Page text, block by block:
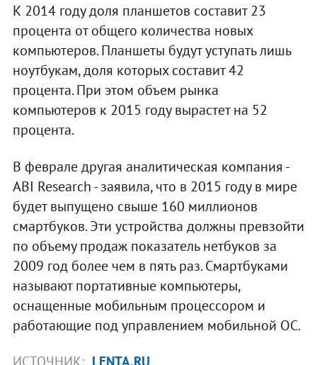
К 2014 году доля планшетов составит 23
процента от общего количества новых
компьютеров. Планшеты будут уступать лишь
ноутбукам, доля которых составит 42
процента. При этом объем рынка
компьютеров к 2015 году вырастет на 52
процента.
В феврале другая аналитическая компания -
ABI Research - заявила, что в 2015 году в мире
будет выпущено свыше 160 миллионов
смартбуков. Эти устройства должны превзойти
по объему продаж показатель нетбуков за
2009 год более чем в пять раз. Смартбуками
называют портативные компьютеры,
оснащенные мобильным процессором и
работающие под управлением мобильной ОС.
ИСТОЧНИК: LENTA.RU